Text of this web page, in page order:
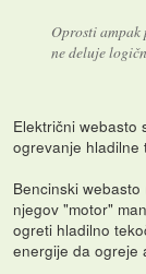
Oprosti ampak
ne deluje
Električni webasto
ogrevanje hladilne
Bencinski
njegov "motor"
ogreti hladilno
energije da ogreje